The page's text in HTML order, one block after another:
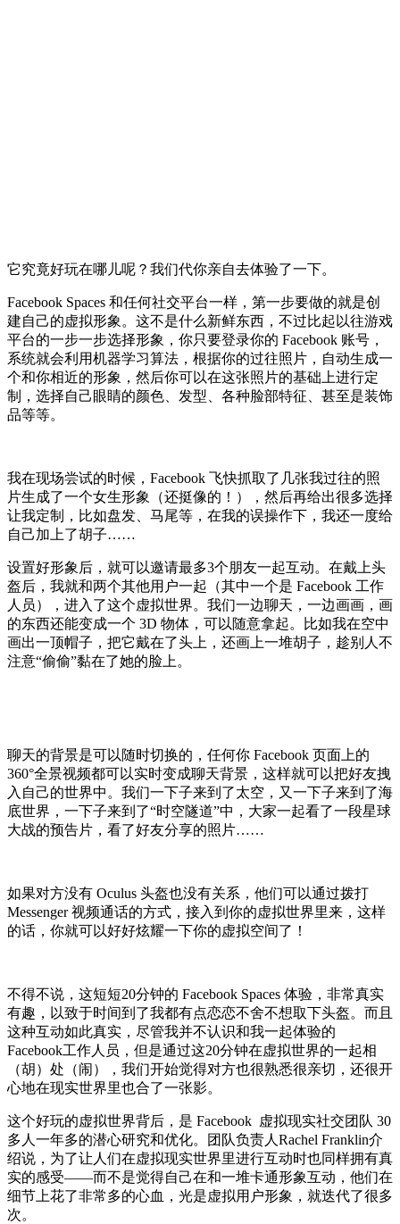
它究竟好玩在哪儿呢？我们代你亲自去体验了一下。
Facebook Spaces 和任何社交平台一样，第一步要做的就是创
建自己的虚拟形象。这不是什么新鲜东西，不过比起以往游戏
平台的一步一步选择形象，你只要登录你的 Facebook 账号，
系统就会利用机器学习算法，根据你的过往照片，自动生成一
个和你相近的形象，然后你可以在这张照片的基础上进行定
制，选择自己眼睛的颜色、发型、各种脸部特征、甚至是装饰
品等等。
我在现场尝试的时候，Facebook 飞快抓取了几张我过往的照
片生成了一个女生形象（还挺像的！），然后再给出很多选择
让我定制，比如盘发、马尾等，在我的误操作下，我还一度给
自己加上了胡子……
设置好形象后，就可以邀请最多3个朋友一起互动。在戴上头
盔后，我就和两个其他用户一起（其中一个是 Facebook 工作
人员），进入了这个虚拟世界。我们一边聊天，一边画画，画
的东西还能变成一个 3D 物体，可以随意拿起。比如我在空中
画出一顶帽子，把它戴在了头上，还画上一堆胡子，趁别人不
注意“偷偷”黏在了她的脸上。
聊天的背景是可以随时切换的，任何你 Facebook 页面上的
360°全景视频都可以实时变成聊天背景，这样就可以把好友拽
入自己的世界中。我们一下子来到了太空，又一下子来到了海
底世界，一下子来到了“时空隧道”中，大家一起看了一段星球
大战的预告片，看了好友分享的照片……
如果对方没有 Oculus 头盔也没有关系，他们可以通过拨打
Messenger 视频通话的方式，接入到你的虚拟世界里来，这样
的话，你就可以好好炫耀一下你的虚拟空间了！
不得不说，这短短20分钟的 Facebook Spaces 体验，非常真实
有趣，以致于时间到了我都有点恋恋不舍不想取下头盔。而且
这种互动如此真实，尽管我并不认识和我一起体验的
Facebook工作人员，但是通过这20分钟在虚拟世界的一起相
（胡）处（闹），我们开始觉得对方也很熟悉很亲切，还很开
心地在现实世界里也合了一张影。
这个好玩的虚拟世界背后，是 Facebook 虚拟现实社交团队 30
多人一年多的潜心研究和优化。团队负责人Rachel Franklin介
绍说，为了让人们在虚拟现实世界里进行互动时也同样拥有真
实的感受——而不是觉得自己在和一堆卡通形象互动，他们在
细节上花了非常多的心血，光是虚拟用户形象，就迭代了很多
次。